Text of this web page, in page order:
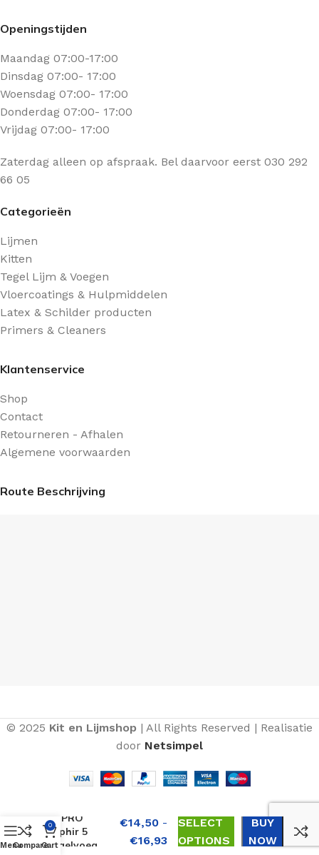
Openingstijden
Maandag 07:00-17:00
Dinsdag 07:00- 17:00
Woensdag 07:00- 17:00
Donderdag 07:00- 17:00
Vrijdag 07:00- 17:00
Zaterdag alleen op afspraak. Bel daarvoor eerst 030 292
66 05
Categorieën
Lijmen
Kitten
Tegel Lijm & Voegen
Vloercoatings & Hulpmiddelen
Latex & Schilder producten
Primers & Cleaners
Klantenservice
Shop
Contact
Retourneren - Afhalen
Algemene voorwaarden
Route Beschrijving
© 2025 Kit en Lijmshop | All Rights Reserved | Realisatie
door Netsimpel
SOPRO
Saphir 5
Tegelvoeg
€14,50 -
€16,93
SELECT
OPTIONS
BUY
NOW
MenuCompare
0
Cart